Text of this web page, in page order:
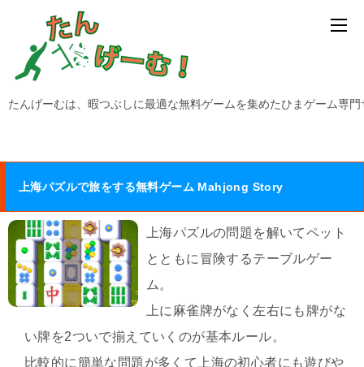
たんげーむは、暇つぶしに最適な無料ゲームを集めたひまゲーム専
上海パズルで旅をする無料ゲーム Mahjong Story
上海パズルの問題を解いてペット
とともに冒険するテーブルゲー
ム。
上に麻雀牌がなく左右にも牌がな
い牌を2ついで揃えていくのが基本ルール。
比較的に簡単な問題が多くて上海の初心者にも遊びや